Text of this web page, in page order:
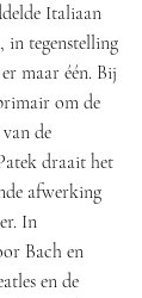
Italiaan
in tegenstelling
maar één. Bij
om de
de
draait het
afwerking
In
Bach en
en de